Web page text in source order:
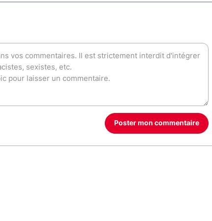
Poster mon commentaire